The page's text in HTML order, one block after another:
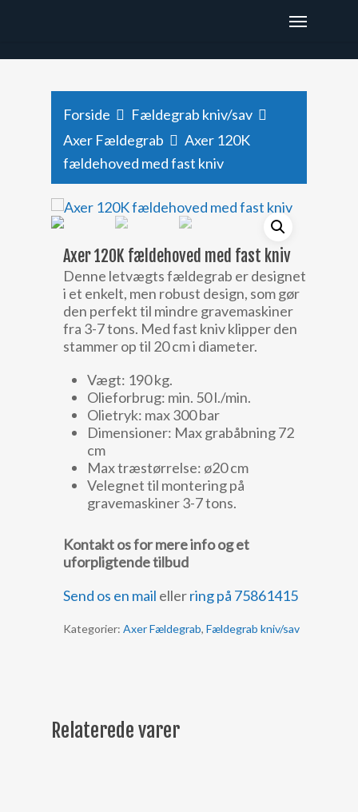
Forside
Fældegrab kniv/sav
Axer Fældegrab
Axer 120K
fældehoved med fast kniv
Axer 120K fældehoved med fast kniv
Denne letvægts fældegrab er designet
i et enkelt, men robust design, som gør
den perfekt til mindre gravemaskiner
fra 3-7 tons. Med fast kniv klipper den
stammer op til 20 cm i diameter.
Vægt: 190 kg.
Olieforbrug: min. 50 l./min.
Olietryk: max 300 bar
Dimensioner: Max grabåbning 72
cm
Max træstørrelse: ø20 cm
Velegnet til montering på
gravemaskiner 3-7 tons.
Kontakt os for mere info og et
uforpligtende tilbud
Send os en mail ellerring på 75861415
Kategorier: Axer Fældegrab, Fældegrab kniv/sav
Relaterede varer